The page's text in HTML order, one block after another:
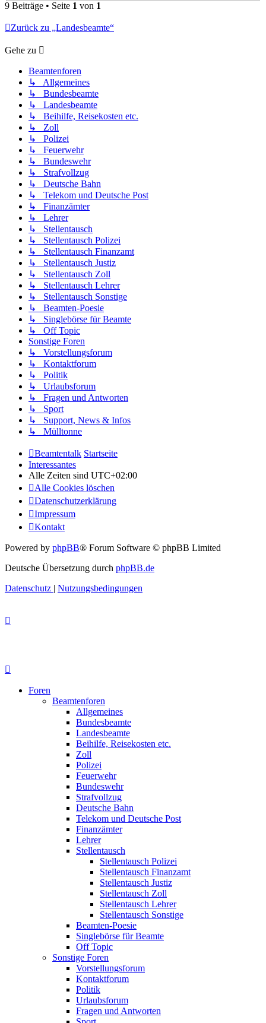
9 Beiträge • Seite 1 von 1
Zurück zu „Landesbeamte“
Gehe zu
Beamtenforen
↳ Allgemeines
↳ Bundesbeamte
↳ Landesbeamte
↳ Beihilfe, Reisekosten etc.
↳ Zoll
↳ Polizei
↳ Feuerwehr
↳ Bundeswehr
↳ Strafvollzug
↳ Deutsche Bahn
↳ Telekom und Deutsche Post
↳ Finanzämter
↳ Lehrer
↳ Stellentausch
↳ Stellentausch Polizei
↳ Stellentausch Finanzamt
↳ Stellentausch Justiz
↳ Stellentausch Zoll
↳ Stellentausch Lehrer
↳ Stellentausch Sonstige
↳ Beamten-Poesie
↳ Singlebörse für Beamte
↳ Off Topic
Sonstige Foren
↳ Vorstellungsforum
↳ Kontaktforum
↳ Politik
↳ Urlaubsforum
↳ Fragen und Antworten
↳ Sport
↳ Support, News & Infos
↳ Mülltonne
Beamtentalk Startseite
Interessantes
Alle Zeiten sind UTC+02:00
Alle Cookies löschen
Datenschutzerklärung
Impressum
Kontakt
Powered by phpBB® Forum Software © phpBB Limited
Deutsche Übersetzung durch phpBB.de
Datenschutz | Nutzungsbedingungen
Foren
Beamtenforen
Allgemeines
Bundesbeamte
Landesbeamte
Beihilfe, Reisekosten etc.
Zoll
Polizei
Feuerwehr
Bundeswehr
Strafvollzug
Deutsche Bahn
Telekom und Deutsche Post
Finanzämter
Lehrer
Stellentausch
Stellentausch Polizei
Stellentausch Finanzamt
Stellentausch Justiz
Stellentausch Zoll
Stellentausch Lehrer
Stellentausch Sonstige
Beamten-Poesie
Singlebörse für Beamte
Off Topic
Sonstige Foren
Vorstellungsforum
Kontaktforum
Politik
Urlaubsforum
Fragen und Antworten